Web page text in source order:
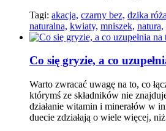
Tagi: akacja, czarny bez, dzika
naturalna, kwiaty, mniszek, natura,
Co się gryzie, a co
Warto zwracać uwagę na to, co
którymś ze składników nie
działanie witamin i minerałów w
duecie zdziałają o wiele więcej,